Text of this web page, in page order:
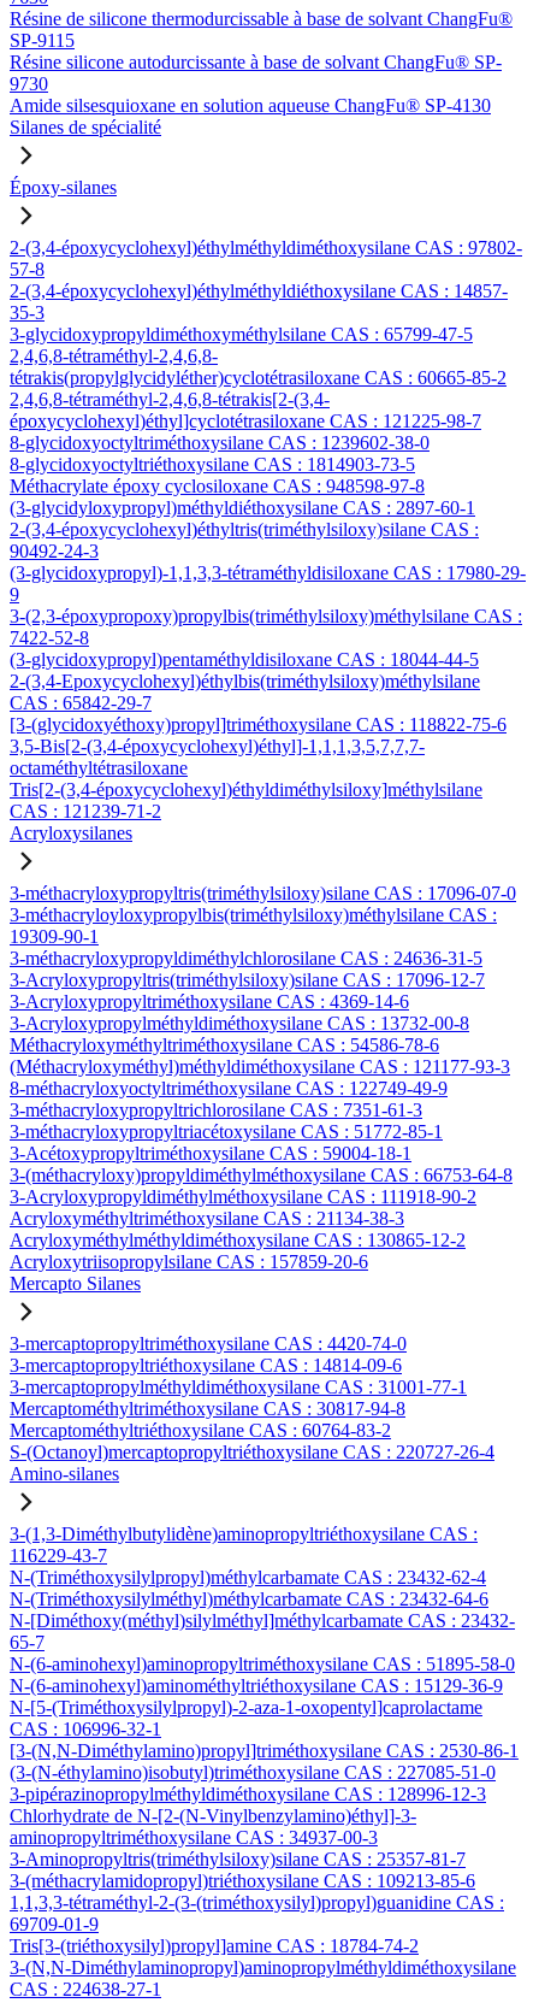
Résine de silicone thermodurcissable à base de solvant ChangFu®
SP-9115
Résine silicone autodurcissante à base de solvant ChangFu® SP-
9730
Amide silsesquioxane en solution aqueuse ChangFu® SP-4130
Silanes de spécialité
Époxy-silanes
2-(3,4-époxycyclohexyl)éthylméthyldiméthoxysilane CAS : 97802-
57-8
2-(3,4-époxycyclohexyl)éthylméthyldiéthoxysilane CAS : 14857-
35-3
3-glycidoxypropyldiméthoxyméthylsilane CAS : 65799-47-5
2,4,6,8-tétraméthyl-2,4,6,8-
tétrakis(propylglycidyléther)cyclotétrasiloxane CAS : 60665-85-2
2,4,6,8-tétraméthyl-2,4,6,8-tétrakis[2-(3,4-
époxycyclohexyl)éthyl]cyclotétrasiloxane CAS : 121225-98-7
8-glycidoxyoctyltriméthoxysilane CAS : 1239602-38-0
8-glycidoxyoctyltriéthoxysilane CAS : 1814903-73-5
Méthacrylate époxy cyclosiloxane CAS : 948598-97-8
(3-glycidyloxypropyl)méthyldiéthoxysilane CAS : 2897-60-1
2-(3,4-époxycyclohexyl)éthyltris(triméthylsiloxy)silane CAS :
90492-24-3
(3-glycidoxypropyl)-1,1,3,3-tétraméthyldisiloxane CAS : 17980-29-
9
3-(2,3-époxypropoxy)propylbis(triméthylsiloxy)méthylsilane CAS :
7422-52-8
(3-glycidoxypropyl)pentaméthyldisiloxane CAS : 18044-44-5
2-(3,4-Epoxycyclohexyl)éthylbis(triméthylsiloxy)méthylsilane
CAS : 65842-29-7
[3-(glycidoxyéthoxy)propyl]triméthoxysilane CAS : 118822-75-6
3,5-Bis[2-(3,4-époxycyclohexyl)éthyl]-1,1,1,3,5,7,7,7-
octaméthyltétrasiloxane
Tris[2-(3,4-époxycyclohexyl)éthyldiméthylsiloxy]méthylsilane
CAS : 121239-71-2
Acryloxysilanes
3-méthacryloxypropyltris(triméthylsiloxy)silane CAS : 17096-07-0
3-méthacryloyloxypropylbis(triméthylsiloxy)méthylsilane CAS :
19309-90-1
3-méthacryloxypropyldiméthylchlorosilane CAS : 24636-31-5
3-Acryloxypropyltris(triméthylsiloxy)silane CAS : 17096-12-7
3-Acryloxypropyltriméthoxysilane CAS : 4369-14-6
3-Acryloxypropylméthyldiméthoxysilane CAS : 13732-00-8
Méthacryloxyméthyltriméthoxysilane CAS : 54586-78-6
(Méthacryloxyméthyl)méthyldiméthoxysilane CAS : 121177-93-3
8-méthacryloxyoctyltriméthoxysilane CAS : 122749-49-9
3-méthacryloxypropyltrichlorosilane CAS : 7351-61-3
3-méthacryloxypropyltriacétoxysilane CAS : 51772-85-1
3-Acétoxypropyltriméthoxysilane CAS : 59004-18-1
3-(méthacryloxy)propyldiméthylméthoxysilane CAS : 66753-64-8
3-Acryloxypropyldiméthylméthoxysilane CAS : 111918-90-2
Acryloxyméthyltriméthoxysilane CAS : 21134-38-3
Acryloxyméthylméthyldiméthoxysilane CAS : 130865-12-2
Acryloxytriisopropylsilane CAS : 157859-20-6
Mercapto Silanes
3-mercaptopropyltriméthoxysilane CAS : 4420-74-0
3-mercaptopropyltriéthoxysilane CAS : 14814-09-6
3-mercaptopropylméthyldiméthoxysilane CAS : 31001-77-1
Mercaptométhyltriméthoxysilane CAS : 30817-94-8
Mercaptométhyltriéthoxysilane CAS : 60764-83-2
S-(Octanoyl)mercaptopropyltriéthoxysilane CAS : 220727-26-4
Amino-silanes
3-(1,3-Diméthylbutylidène)aminopropyltriéthoxysilane CAS :
116229-43-7
N-(Triméthoxysilylpropyl)méthylcarbamate CAS : 23432-62-4
N-(Triméthoxysilylméthyl)méthylcarbamate CAS : 23432-64-6
N-[Diméthoxy(méthyl)silylméthyl]méthylcarbamate CAS : 23432-
65-7
N-(6-aminohexyl)aminopropyltriméthoxysilane CAS : 51895-58-0
N-(6-aminohexyl)aminométhyltriéthoxysilane CAS : 15129-36-9
N-[5-(Triméthoxysilylpropyl)-2-aza-1-oxopentyl]caprolactame
CAS : 106996-32-1
[3-(N,N-Diméthylamino)propyl]triméthoxysilane CAS : 2530-86-1
(3-(N-éthylamino)isobutyl)triméthoxysilane CAS : 227085-51-0
3-pipérazinopropylméthyldiméthoxysilane CAS : 128996-12-3
Chlorhydrate de N-[2-(N-Vinylbenzylamino)éthyl]-3-
aminopropyltriméthoxysilane CAS : 34937-00-3
3-Aminopropyltris(triméthylsiloxy)silane CAS : 25357-81-7
3-(méthacrylamidopropyl)triéthoxysilane CAS : 109213-85-6
1,1,3,3-tétraméthyl-2-(3-(triméthoxysilyl)propyl)guanidine CAS :
69709-01-9
Tris[3-(triéthoxysilyl)propyl]amine CAS : 18784-74-2
3-(N,N-Diméthylaminopropyl)aminopropylméthyldiméthoxysilane
CAS : 224638-27-1